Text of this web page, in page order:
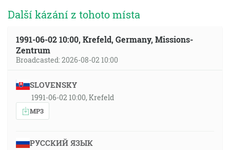
Další kázání z tohoto místa
1991-06-02 10:00, Krefeld, Germany, Missions-
Zentrum
Broadcasted: 2026-08-02 10:00
SLOVENSKY
1991-06-02 10:00, Krefeld
MP3
РУССКИЙ ЯЗЫК